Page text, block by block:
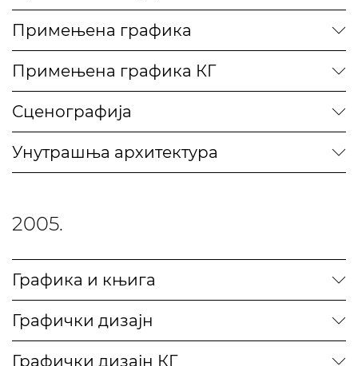
Примењена графика
Примењена графика КГ
Сценографија
Унутрашња архитектура
2005.
Графика и књига
Графички дизајн
Графички дизајн КГ